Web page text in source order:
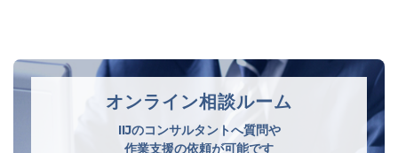
オンライン相談ルーム
IIJのコンサルタントへ質問や
作業支援の依頼が可能です